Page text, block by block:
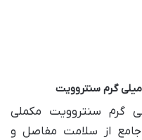
پلاس 750 میلی گرم سنتروویت مکملی
از سلامت مفاصل و